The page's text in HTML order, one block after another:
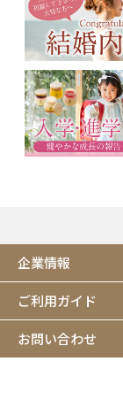
企業情報
ご利用ガイド
お問い合わせ